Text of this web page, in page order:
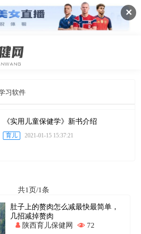
✕
习软件
《实用儿童保健学》新书介绍
育儿 2021-01-15 15:37:21
共1页/1条
肚子上的赘肉怎么减最快最简单，
几招减掉赘肉
陕西育儿保健网
72